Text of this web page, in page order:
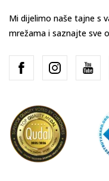
Mi dijelimo naše tajne s
mrežama i saznajte sve